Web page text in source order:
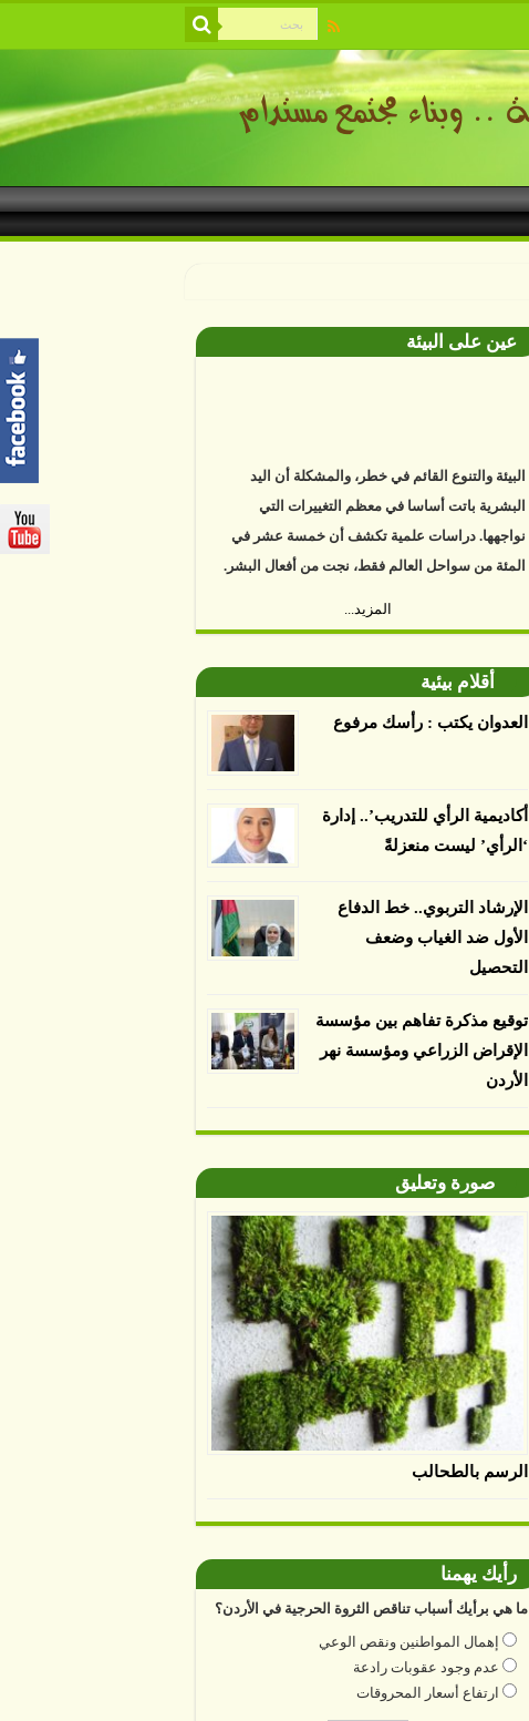
عين على البيئة
البيئة والتنوع القائم في خطر، والمشكلة أن اليد
البشرية باتت أساسا في معظم التغييرات التي
نواجهها. دراسات علمية تكشف أن خمسة عشر في
المئة من سواحل العالم فقط، نجت من أفعال البشر.
اعتمادها على أنها مستدامة تدمرت بشكل أسرع من
الأرض غير المعتمدة، وذلك حسب دراسة كشفت
الغطاء عن أي ادعاءات تقول بأن الزيت يمكن ألا
يسبب الدمار. وكشفت الدراسة فقدان المناطق
بينما فقدت المناطق غير المعتمدة 34 في المئة، وفقاً
المزيد...
أقلام بيئية
العدوان يكتب : رأسك مرفوع
أكاديمية الرأي للتدريب’.. إدارة
‘الرأي’ ليست منعزلةً
الإرشاد التربوي.. خط الدفاع
الأول ضد الغياب وضعف
التحصيل
توقيع مذكرة تفاهم بين مؤسسة
الإقراض الزراعي ومؤسسة نهر
الأردن
صورة وتعليق
الرسم بالطحالب
رأيك يهمنا
ما هي برأيك أسباب تناقص الثروة الحرجية في الأردن؟
إهمال المواطنين ونقص الوعي
عدم وجود عقوبات رادعة
ارتفاع أسعار المحروقات